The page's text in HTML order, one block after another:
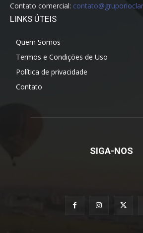
Contato comercial:
LINKS ÚTEIS
Quem Somos
Termos e Condições de Uso
Política de privacidade
Contato
SIGA-NOS